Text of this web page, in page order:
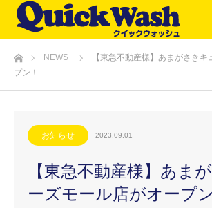
ホームNEWS
【東急不動産様】あまがさき
プン！
お知らせ 2023.09.01
【東急不動産様】あま
ーズモール店がオープン